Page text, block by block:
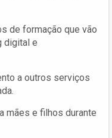
de formação que vão
digital e
a outros serviços
mães e filhos durante